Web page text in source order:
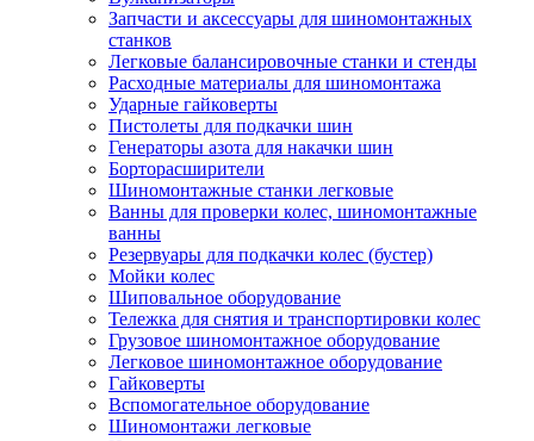
Запчасти и аксессуары для шиномонтажных
станков
Легковые балансировочные станки и стенды
Расходные материалы для шиномонтажа
Ударные гайковерты
Пистолеты для подкачки шин
Генераторы азота для накачки шин
Борторасширители
Шиномонтажные станки легковые
Ванны для проверки колес, шиномонтажные
ванны
Резервуары для подкачки колес (бустер)
Мойки колес
Шиповальное оборудование
Тележка для снятия и транспортировки колес
Грузовое шиномонтажное оборудование
Легковое шиномонтажное оборудование
Гайковерты
Вспомогательное оборудование
Шиномонтажи легковые